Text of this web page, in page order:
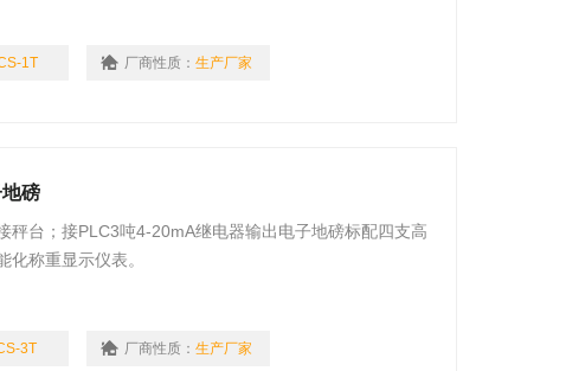
1T 厂商性质：生产厂家
磅
秤台；接PLC3吨4-20mA继电器输出电子地磅标配四支高
称重显示仪表。
3T 厂商性质：生产厂家